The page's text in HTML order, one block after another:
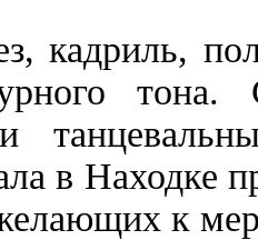
кадриль,
в Находке
к